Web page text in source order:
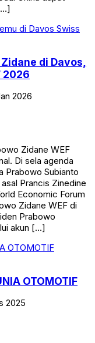
di Davos,
2026
2026
Zidane WEF
Di sela agenda
Prabowo Subianto
Prancis Zinedine
Economic Forum
Zidane WEF di
Prabowo
akun […]
OTOMOTIF
2025